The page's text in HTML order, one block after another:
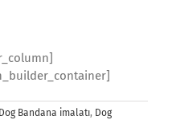
Dog Bandana imalatı, Dog